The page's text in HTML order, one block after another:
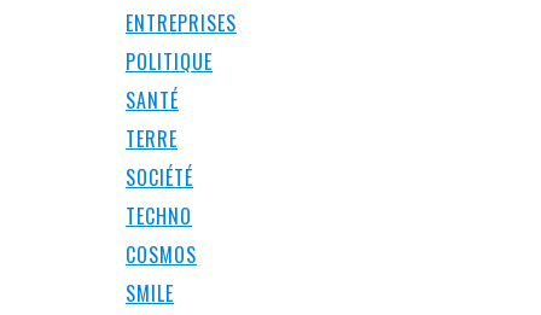
ENTREPRISES
POLITIQUE
SANTÉ
TERRE
SOCIÉTÉ
TECHNO
COSMOS
SMILE